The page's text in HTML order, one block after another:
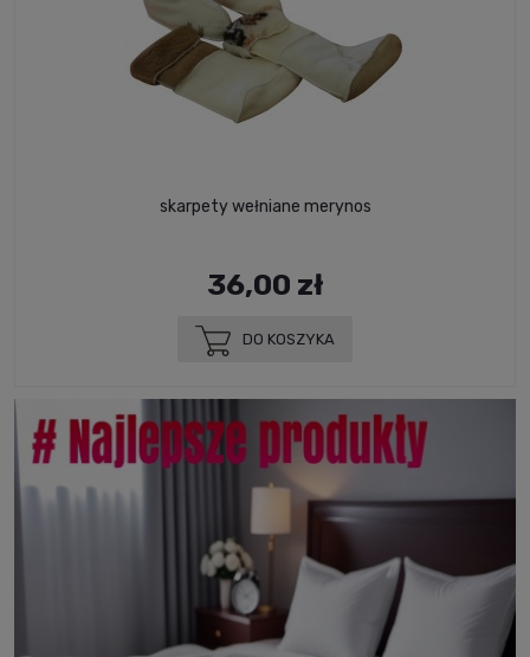
skarpety wełniane merynos
36,00 zł
DO KOSZYKA